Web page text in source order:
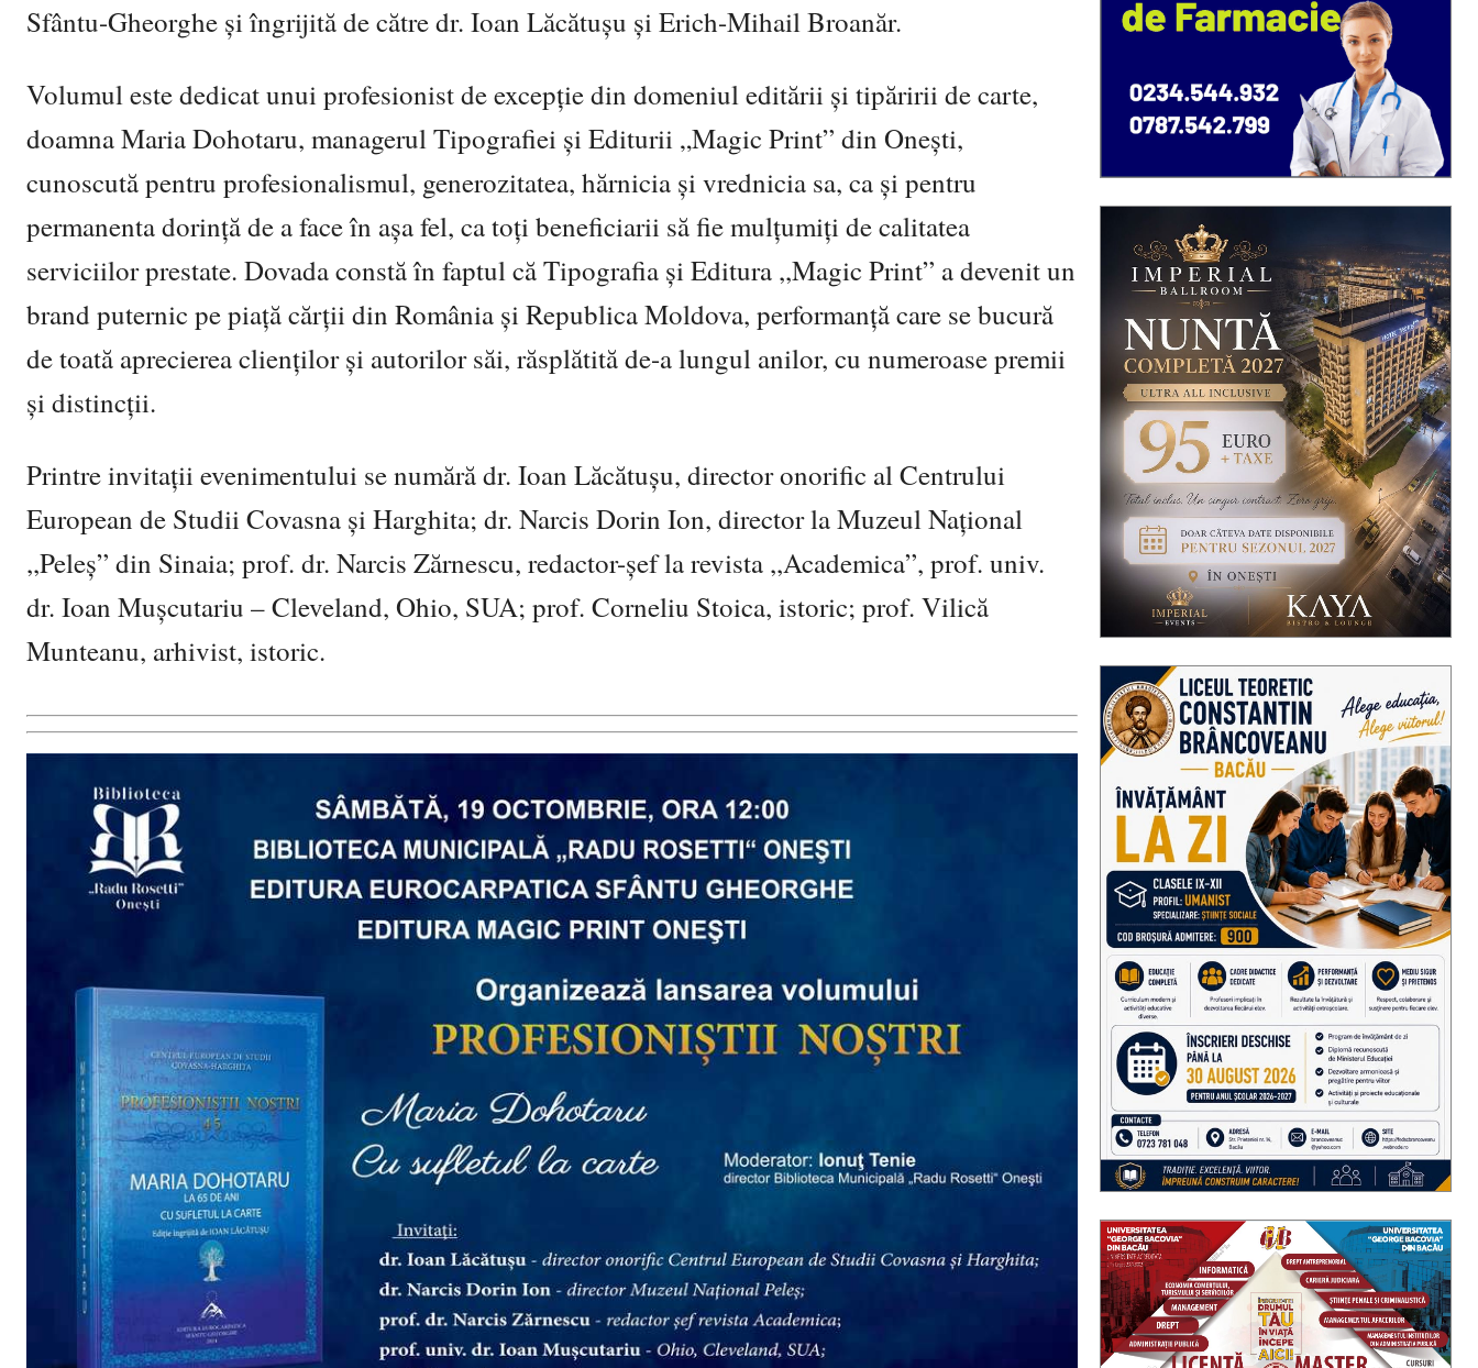
Sfântu-Gheorghe și îngrijită de către dr. Ioan Lăcătușu și Erich-Mihail Broanăr.
Volumul este dedicat unui profesionist de excepție din domeniul editării și tipăririi de carte,
doamna Maria Dohotaru, managerul Tipografiei și Editurii „Magic Print” din Onești,
cunoscută pentru profesionalismul, generozitatea, hărnicia și vrednicia sa, ca și pentru
permanenta dorință de a face în așa fel, ca toți beneficiarii să fie mulțumiți de calitatea
serviciilor prestate. Dovada constă în faptul că Tipografia și Editura ,,Magic Print” a devenit un
brand puternic pe piață cărții din România și Republica Moldova, performanță care se bucură
de toată aprecierea clienților și autorilor săi, răsplătită de-a lungul anilor, cu numeroase premii
și distincții.
Printre invitații evenimentului se numără dr. Ioan Lăcătușu, director onorific al Centrului
European de Studii Covasna și Harghita; dr. Narcis Dorin Ion, director la Muzeul Național
,,Peleș” din Sinaia; prof. dr. Narcis Zărnescu, redactor-șef la revista ,,Academica”, prof. univ.
dr. Ioan Mușcutariu – Cleveland, Ohio, SUA; prof. Corneliu Stoica, istoric; prof. Vilică
Munteanu, arhivist, istoric.